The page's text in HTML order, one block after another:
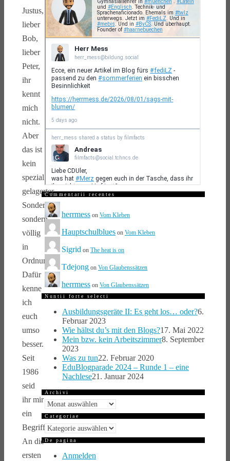
Justus,
lieber
Bob,
lieber
Peter,
ihr
kennt
mich
nicht.
Aber
das ist
kein
spezial
gelagerter
Sonderfall,
sondern
völlig
in
Ordnung.
Dafür
kenne
ich
euch
umso
besser.
Seit
1986
seid
ihr mir
ein
Begriff.
An die
ersten
Commentarii recentes
herrmess on Vom Kleben
Hauptschulblues on Vom Kleben
Sigrid on The heat is on
Tdejong on Von Glaubenssätzen
herrmess on Von Glaubenssätzen
Nuntii forte selecti
Ausbildungsgeräte II: Es geht los… oder?6.
Februar 2023
Wie hältst du’s mit den Blogs?17. Mai 2022
Mein bzw. kein Arbeitszimmer8. September
2023
Was zu tun22. Februar 2020
EduBlogparade 2024 – Runde 1 – eine
Nachlese21. Januar 2024
Archivi
Archivi
Categoriae
Categoriae
De pagina
Anmelden